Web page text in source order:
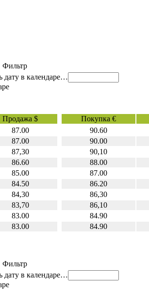
Фильтр
…
Продажа $ Покупка €
87.00 90.60
87.00 90.00
87,30 90,10
86.60 88.00
85.00 87.00
84.50 86.20
84,30 86,30
83,70 86,10
83.00 84.90
83.00 84.90
Фильтр
…